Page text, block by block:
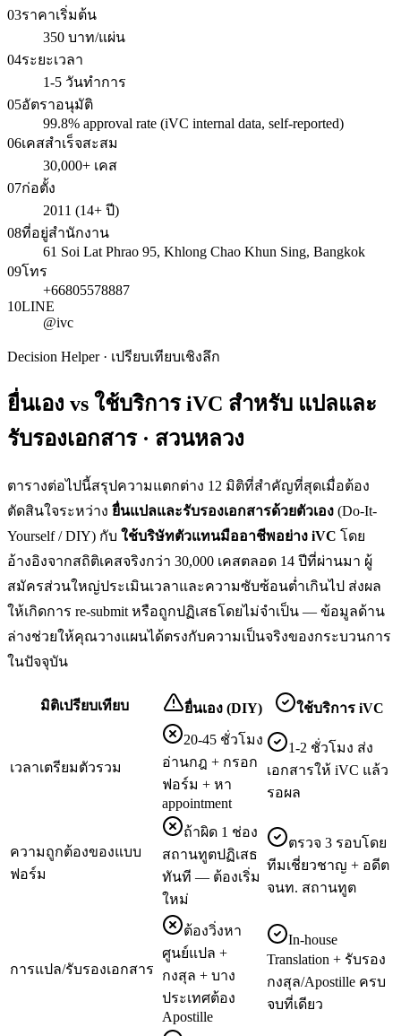
03ราคาเริ่มต้น
350 บาท/แผ่น
04ระยะเวลา
1-5 วันทำการ
05อัตราอนุมัติ
99.8% approval rate (iVC internal data, self-reported)
06เคสสำเร็จสะสม
30,000+ เคส
07ก่อตั้ง
2011 (14+ ปี)
08ที่อยู่สำนักงาน
61 Soi Lat Phrao 95, Khlong Chao Khun Sing, Bangkok
09โทร
+66805578887
10LINE
@ivc
Decision Helper · เปรียบเทียบเชิงลึก
ยื่นเอง vs ใช้บริการ iVC สำหรับ แปลและ
รับรองเอกสาร · สวนหลวง
ตารางต่อไปนี้สรุปความแตกต่าง 12 มิติที่สำคัญที่สุดเมื่อต้อง
ตัดสินใจระหว่าง ยื่นแปลและรับรองเอกสารด้วยตัวเอง (Do-It-
Yourself / DIY) กับ ใช้บริษัทตัวแทนมืออาชีพอย่าง iVC โดย
อ้างอิงจากสถิติเคสจริงกว่า 30,000 เคสตลอด 14 ปีที่ผ่านมา ผู้
สมัครส่วนใหญ่ประเมินเวลาและความซับซ้อนต่ำเกินไป ส่งผล
ให้เกิดการ re-submit หรือถูกปฏิเสธโดยไม่จำเป็น — ข้อมูลด้าน
ล่างช่วยให้คุณวางแผนได้ตรงกับความเป็นจริงของกระบวนการ
ในปัจจุบัน
มิติเปรียบเทียบ ยื่นเอง (DIY) ใช้บริการ iVC
เวลาเตรียมตัวรวม
20-45 ชั่วโมง
อ่านกฎ + กรอก
ฟอร์ม + หา
appointment
1-2 ชั่วโมง ส่ง
เอกสารให้ iVC แล้ว
รอผล
ความถูกต้องของแบบ
ฟอร์ม
ถ้าผิด 1 ช่อง
สถานทูตปฏิเสธ
ทันที — ต้องเริ่ม
ใหม่
ตรวจ 3 รอบโดย
ทีมเชี่ยวชาญ + อดีต
จนท. สถานทูต
การแปล/รับรองเอกสาร
ต้องวิ่งหา
ศูนย์แปล +
กงสุล + บาง
ประเทศต้อง
Apostille
In-house
Translation + รับรอง
กงสุล/Apostille ครบ
จบที่เดียว